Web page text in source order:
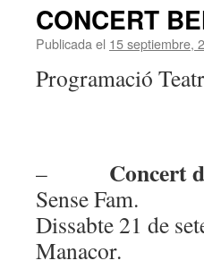
CONCERT
Publicada el 15 septiembre,
Programació
– Concert
Sense Fam.
Dissabte 21 de
Manacor.